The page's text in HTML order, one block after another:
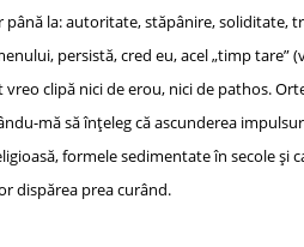
până la: autoritate, stăpânire,
persistă, cred eu, acel „timp tare”
clipă nici de erou, nici de pathos.
mă să înțeleg că ascunderea
formele sedimentate în secole și
dispărea prea curând.